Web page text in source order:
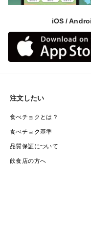
iOS /
注文したい
食べチョクとは？
食べチョク基準
品質保証について
飲食店の方へ